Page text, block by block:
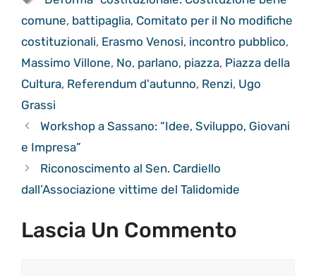
comune, battipaglia, Comitato per il No modifiche
costituzionali, Erasmo Venosi, incontro pubblico,
Massimo Villone, No, parlano, piazza, Piazza della
Cultura, Referendum d'autunno, Renzi, Ugo
Grassi
Workshop a Sassano: “Idee, Sviluppo, Giovani
e Impresa”
Riconoscimento al Sen. Cardiello
dall’Associazione vittime del Talidomide
Lascia Un Commento